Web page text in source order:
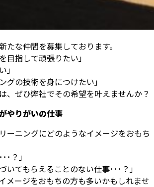
たな仲間を募集しております。
目指して頑張りたい」
」
グの技術を身につけたい」
、ぜひ弊社でその希望を叶えませんか？
やりがいの仕事
ーニングにどのようなイメージをおもち
･？」
いてもらえることのない仕事･･･？」
メージをおもちの方も多いかもしれませ